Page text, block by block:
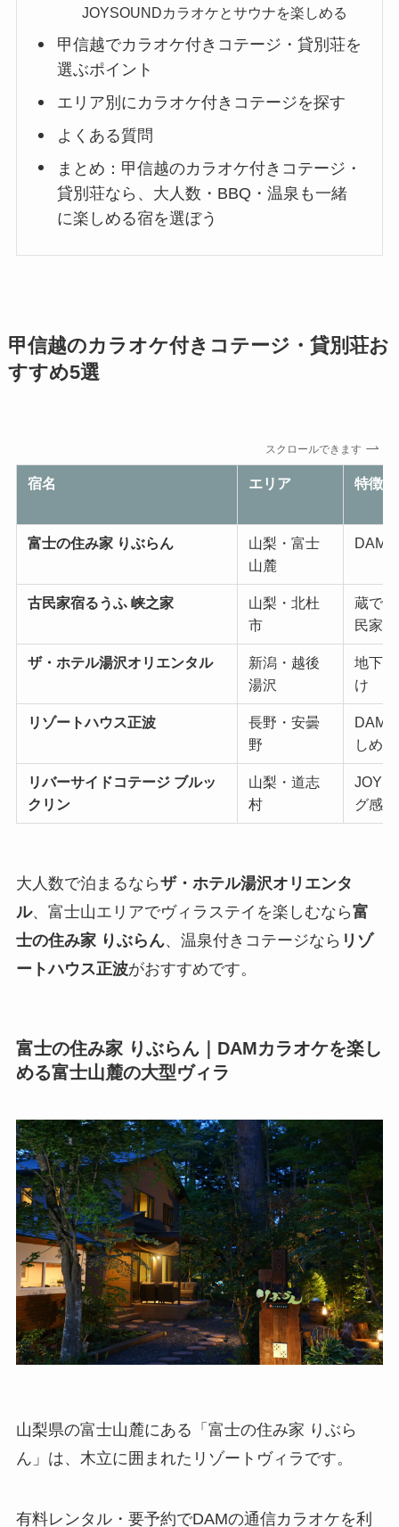
JOYSOUNDカラオケとサウナを楽しめる
甲信越でカラオケ付きコテージ・貸別荘を
選ぶポイント
エリア別にカラオケ付きコテージを探す
よくある質問
まとめ：甲信越のカラオケ付きコテージ・
貸別荘なら、大人数・BBQ・温泉も一緒
に楽しめる宿を選ぼう
甲信越のカラオケ付きコテージ・貸別荘お
すすめ5選
スクロールできます
宿名 エリア 特徴
富士の住み家 りぶらん
山梨・富士
山麓
DAM
古民家宿るうふ 峡之家
山梨・北杜
市
蔵で
民家宿
ザ・ホテル湯沢オリエンタル
新潟・越後
湯沢
地下
け
リゾートハウス正波
長野・安曇
野
DAM
しめる
リバーサイドコテージ ブルッ
クリン
山梨・道志
村
グ感
大人数で泊まるならザ・ホテル湯沢オリエンタ
ル、富士山エリアでヴィラステイを楽しむなら富
士の住み家 りぶらん、温泉付きコテージなら リゾ
ートハウス正波がおすすめです。
富士の住み家 りぶらん｜DAMカラオケを楽し
める富士山麓の大型ヴィラ
山梨県の富士山麓にある「富士の住み家 りぶら
ん」は、木立に囲まれたリゾートヴィラです。
有料レンタル・要予約でDAMの通信カラオケを利